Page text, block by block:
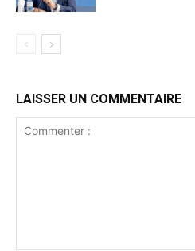
LAISSER UN COMMENTAIRE